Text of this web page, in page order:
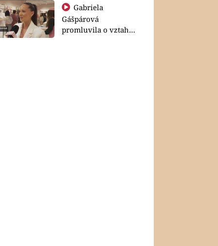
Gabriela
Gášpárová
promluvila o vztahu